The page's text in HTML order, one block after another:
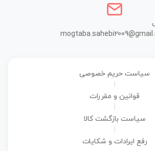
سیاست حریم خصوصی
قوانین و مقررات
سیاست بازگشت کالا
رفع ایرادات و شکایات